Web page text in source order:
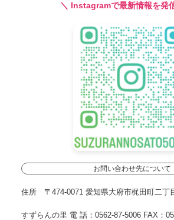
＼ Instagramで最新情報を発
お問い合わせ先について
住所 〒474-0071 愛知県大府市梶田町二丁
すずらんの里 電 話：0562-87-5006 FAX：